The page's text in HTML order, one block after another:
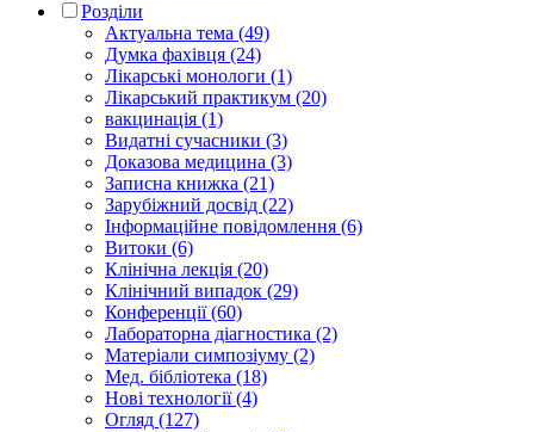
Розділи
Актуальна тема (49)
Думка фахівця (24)
Лікарські монологи (1)
Лікарський практикум (20)
вакцинація (1)
Видатні сучасники (3)
Доказова медицина (3)
Записна книжка (21)
Зарубіжний досвід (22)
Інформаційне повідомлення (6)
Витоки (6)
Клінічна лекція (20)
Клінічний випадок (29)
Конференції (60)
Лабораторна діагностика (2)
Матеріали симпозіуму (2)
Мед. бібліотека (18)
Нові технології (4)
Огляд (127)